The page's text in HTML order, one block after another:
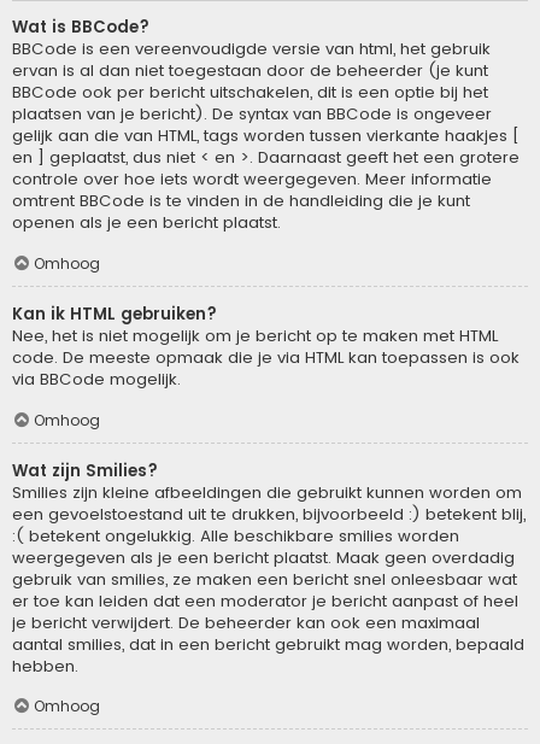
Wat is BBCode?
BBCode is een vereenvoudigde versie van html, het gebruik
ervan is al dan niet toegestaan door de beheerder (je kunt
BBCode ook per bericht uitschakelen, dit is een optie bij het
plaatsen van je bericht). De syntax van BBCode is ongeveer
gelijk aan die van HTML, tags worden tussen vierkante haakjes [
en ] geplaatst, dus niet < en >. Daarnaast geeft het een grotere
controle over hoe iets wordt weergegeven. Meer informatie
omtrent BBCode is te vinden in de handleiding die je kunt
openen als je een bericht plaatst.
Omhoog
Kan ik HTML gebruiken?
Nee, het is niet mogelijk om je bericht op te maken met HTML
code. De meeste opmaak die je via HTML kan toepassen is ook
via BBCode mogelijk.
Omhoog
Wat zijn Smilies?
Smilies zijn kleine afbeeldingen die gebruikt kunnen worden om
een gevoelstoestand uit te drukken, bijvoorbeeld :) betekent blij,
:( betekent ongelukkig. Alle beschikbare smilies worden
weergegeven als je een bericht plaatst. Maak geen overdadig
gebruik van smilies, ze maken een bericht snel onleesbaar wat
er toe kan leiden dat een moderator je bericht aanpast of heel
je bericht verwijdert. De beheerder kan ook een maximaal
aantal smilies, dat in een bericht gebruikt mag worden, bepaald
hebben.
Omhoog